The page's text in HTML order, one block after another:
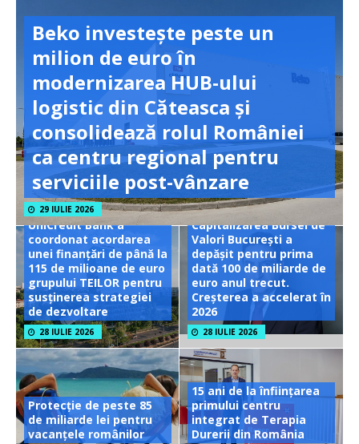
Beko investește peste un
milion de euro în
modernizarea HUB-ului
logistic din Căteasca și
consolidează rolul României
ca centru regional pentru
serviciile post-vânzare
29 IULIE 2026
UniCredit Bank a
coordonat acordarea
unei finanțări de până la
115 de milioane de euro
grupului TEILOR pentru
susținerea strategiei
de dezvoltare
28 IULIE 2026
Capitalizarea Bursei de
Valori București a
depășit pentru prima
dată 100 de miliarde de
euro anul trecut.
Creșterea a accelerat în
2026
28 IULIE 2026
Protecție de peste 85
de miliarde lei pentru
vacanțele românilor
15 ani de la înființarea
primului centru
integrat de Terapia
Durerii din România